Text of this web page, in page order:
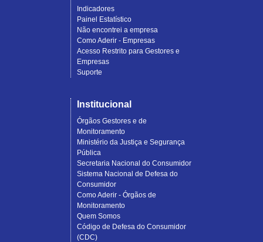
Indicadores
Painel Estatístico
Não encontrei a empresa
Como Aderir - Empresas
Acesso Restrito para Gestores e
Empresas
Suporte
Institucional
Órgãos Gestores e de
Monitoramento
Ministério da Justiça e Segurança
Pública
Secretaria Nacional do Consumidor
Sistema Nacional de Defesa do
Consumidor
Como Aderir - Órgãos de
Monitoramento
Quem Somos
Código de Defesa do Consumidor
(CDC)